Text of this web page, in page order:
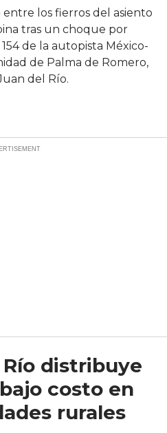
los fierros del asiento
tras un choque por
de la autopista México-
de Palma de Romero,
del Río.
distribuye
costo en
rurales